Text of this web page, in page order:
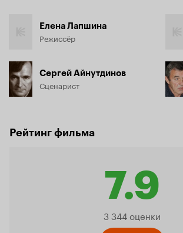
Елена Лапшина
Режиссёр
Сергей Айнутдинов
Сценарист
Рейтинг фильма
7.9
3 344 оценки